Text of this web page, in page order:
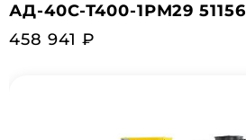
АД-40С-Т400-1РМ29 51156
458 941 ₽